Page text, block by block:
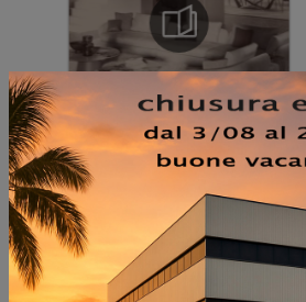
NON PERDERTI ANCHE: